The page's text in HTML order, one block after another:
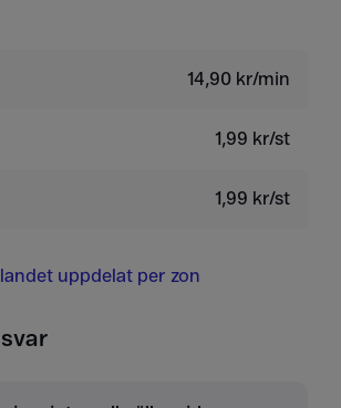
14,90 kr/min
1,99 kr/st
1,99 kr/st
uppdelat per zon